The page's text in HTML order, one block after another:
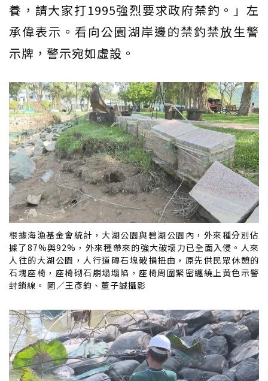
養，請大家打1995強烈要求政府禁釣。」左
承偉表示。看向公園湖岸邊的禁釣禁放生警
示牌，警示宛如虛設。
根據海漁基金會統計，大湖公園與碧湖公園內，外來種分別佔
據了87%與92%，外來種帶來的強大破壞力已全面入侵。人來
人往的大湖公園，人行道磚石塊破損扭曲，原先供民眾休憩的
石塊座椅，座椅砌石崩塌塌陷，座椅周圍緊密纏繞上黃色示警
封鎖線。 圖／王彥鈞、董子誠攝影